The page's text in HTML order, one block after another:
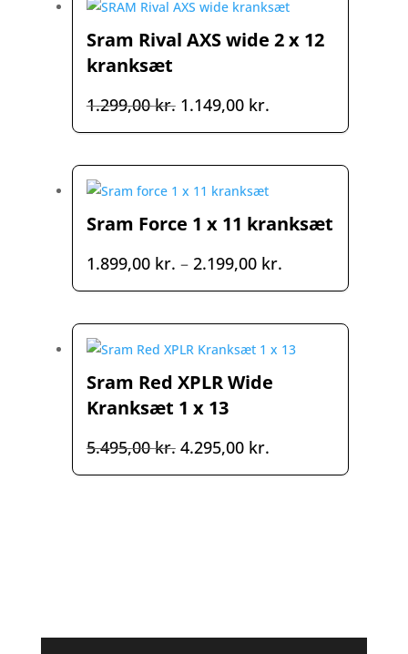
Sram Rival AXS wide 2 x 12
kranksæt
1.299,00kr. Den
oprindelige
1.299,00 kr..
1.149,00 kr.Den
aktuelle
1.149,00 kr..
Sram Force 1 x 11 kranksæt
1.899,00 kr. – 2.199,00 kr.Prisinterval:
1.899,00 kr.
2.199,00 kr.
Sram Red XPLR Wide
Kranksæt 1 x 13
5.495,00kr. Den
oprindelige
4.295,00 kr.Den
aktuelle